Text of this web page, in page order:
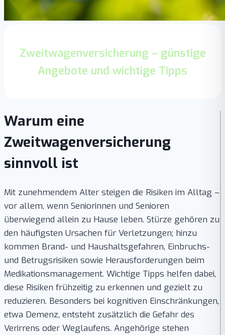
Zweitwagenversicherung – günstige
Angebote und wichtige Tipps
Warum eine
Zweitwagenversicherung
sinnvoll ist
Mit zunehmendem Alter steigen die Risiken im Alltag –
vor allem, wenn Seniorinnen und Senioren
überwiegend allein zu Hause leben. Stürze gehören zu
den häufigsten Ursachen für Verletzungen; hinzu
kommen Brand- und Haushaltsgefahren, Einbruchs-
und Betrugsrisiken sowie Herausforderungen beim
Medikationsmanagement. Wichtige Tipps helfen dabei,
diese Risiken frühzeitig zu erkennen und gezielt zu
reduzieren. Besonders bei kognitiven Einschränkungen,
etwa Demenz, entsteht zusätzlich die Gefahr des
Verirrens oder Weglaufens. Angehörige stehen